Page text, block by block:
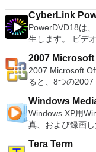
限のメモリーカ
8MBから64MBま
した。 高解像度
1080pまたは4K
ゲームを高い精
ーターを切り替
労し、時々フリ
を使用するには
BIOSが必要です
Damn Small
gNewSense、
Kubuntu、Linux
OpenSUSE、
Rescue Kit、
以降）、
Windows 7、Windows 8。 *このリス
ア語、マレーシ
語、スペイン語
トヴィエシュ、
ク、ポルスキ、
スロベンツキー
languages. To
single click! Despite being a free suite, WPS Office comes
with many
adjustment tool
converter, spell
2016 Personal
Roaming and Docer
Writer Efficient
presentations
processing and
document file
support (iOS and
またはLinuxマシ
使用すると、コ
ンピューターの
ードを制御したりできます。 VNC
使用が簡単です
し、指示に従っ
モート展開に使
トフォームに
は、スタンドア
主な機能は次の
Connectを実行し
Screen Sharing
ソフトウェアを
CyberLink
PowerDVD18は
生します。 ビデ
ツ、さらには
要なエンターテイメントの
ラウンドサウン
の増え続けるコ
か、PCまたはラ
自の強化により
新機能は次のとおりです。 4K DHR
Blu-ray、4K、
ト全画面モード
2007
PDF or XPS
2007 Microsoft
ると、8つの
XPS形式にエク
すると、これら
XPS形式の電子
ます（特定の機
ダウンロードは
Microsoft Office Access 2007。
Windows
Windows XP用
真、および録画
適な機能を搭載
めのポータブル
Tera Term